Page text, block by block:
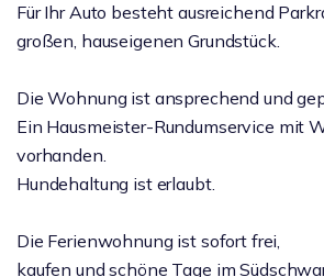
Für Ihr Auto besteht ausreichend
großen, hauseigenen Grundstück.
Die Wohnung ist ansprechend und
Ein Hausmeister-Rundumservice mit
vorhanden.
Hundehaltung ist erlaubt.
Die Ferienwohnung ist sofort frei,
kaufen und schöne Tage im